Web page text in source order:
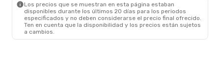
LATAM Airlines1 Escala
BUE- FLN
Jetsmart AirlinesDirecto
FLN- BUE
311731
$
Precio por pasajero
Los precios que se muestran en esta página estaban
disponibles durante los últimos 20 días para los periodos
especificados y no deben considerarse el precio final ofrecido.
Ten en cuenta que la disponibilidad y los precios están sujetos
a cambios.